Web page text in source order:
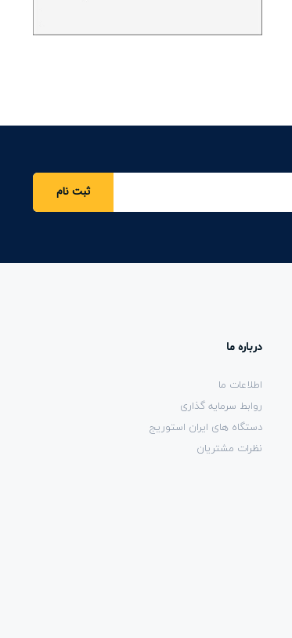
ثبت نام
درباره ما
اطلاعات ما
روابط سرمایه گذاری
دستگاه های ایران استوریج
نظرات مشتریان